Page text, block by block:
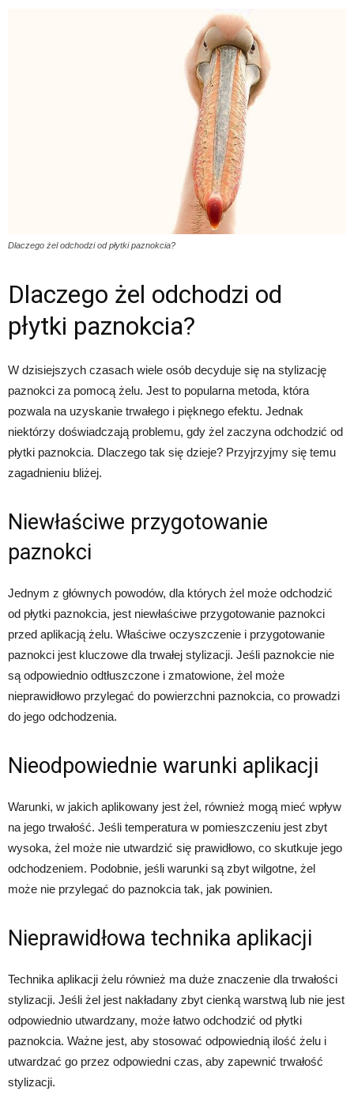
Dlaczego żel odchodzi od płytki paznokcia?
Dlaczego żel odchodzi od
płytki paznokcia?
W dzisiejszych czasach wiele osób decyduje się na stylizację
paznokci za pomocą żelu. Jest to popularna metoda, która
pozwala na uzyskanie trwałego i pięknego efektu. Jednak
niektórzy doświadczają problemu, gdy żel zaczyna odchodzić od
płytki paznokcia. Dlaczego tak się dzieje? Przyjrzyjmy się temu
zagadnieniu bliżej.
Niewłaściwe przygotowanie
paznokci
Jednym z głównych powodów, dla których żel może odchodzić
od płytki paznokcia, jest niewłaściwe przygotowanie paznokci
przed aplikacją żelu. Właściwe oczyszczenie i przygotowanie
paznokci jest kluczowe dla trwałej stylizacji. Jeśli paznokcie nie
są odpowiednio odtłuszczone i zmatowione, żel może
nieprawidłowo przylegać do powierzchni paznokcia, co prowadzi
do jego odchodzenia.
Nieodpowiednie warunki aplikacji
Warunki, w jakich aplikowany jest żel, również mogą mieć wpływ
na jego trwałość. Jeśli temperatura w pomieszczeniu jest zbyt
wysoka, żel może nie utwardzić się prawidłowo, co skutkuje jego
odchodzeniem. Podobnie, jeśli warunki są zbyt wilgotne, żel
może nie przylegać do paznokcia tak, jak powinien.
Nieprawidłowa technika aplikacji
Technika aplikacji żelu również ma duże znaczenie dla trwałości
stylizacji. Jeśli żel jest nakładany zbyt cienką warstwą lub nie jest
odpowiednio utwardzany, może łatwo odchodzić od płytki
paznokcia. Ważne jest, aby stosować odpowiednią ilość żelu i
utwardzać go przez odpowiedni czas, aby zapewnić trwałość
stylizacji.